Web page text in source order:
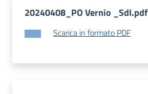
20240408_PO Vernio _SdI.pdf
Scarica in formato PDF